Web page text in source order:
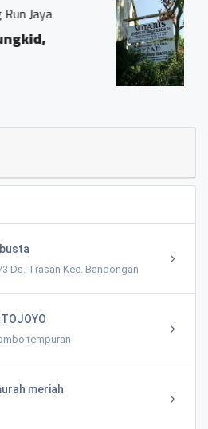
Kantor Notaris dan
Ivo Marius, SH"
Bumirejo, Mungkid,
Magelang
Ds. Trasan Kec. Bandongan
tempuran
meriah